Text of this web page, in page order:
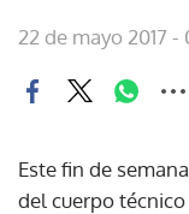
22 de mayo 2017 -
Este fin de
del cuerpo